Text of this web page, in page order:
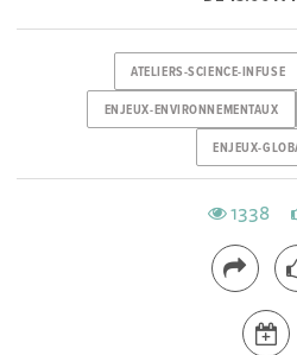
ATELIERS-SCIENCE-INFUSE
ENJEUX-ENVIRONNEMENTAUX
ENJEUX-
1338